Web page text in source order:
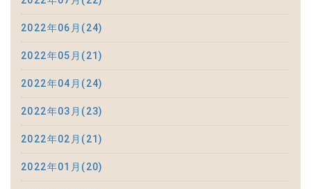
2022年06月(24)
2022年05月(21)
2022年04月(24)
2022年03月(23)
2022年02月(21)
2022年01月(20)